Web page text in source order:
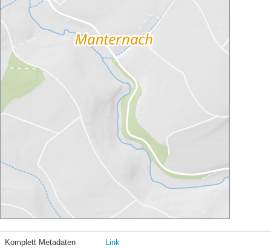
Komplett Metadaten Link